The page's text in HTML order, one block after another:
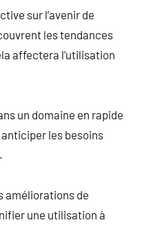
sur l’avenir de
les tendances
affectera l’utilisation
un domaine en rapide
les besoins
améliorations de
une utilisation à